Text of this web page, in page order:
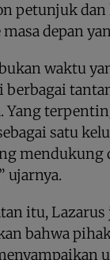
petunjuk
depan
waktu
berbagai
Yang
satu
mendukung
ujarnya.
itu, Lazarus
bahwa